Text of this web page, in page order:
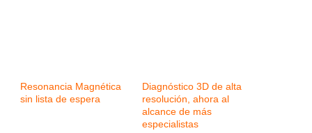
Resonancia Magnética
sin lista de espera
Diagnóstico 3D de alta
resolución, ahora al
alcance de más
especialistas